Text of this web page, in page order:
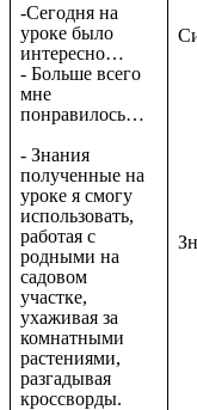
-Сегодня на
уроке было
интересно…
- Больше всего
мне
понравилось…
- Знания
полученные на
уроке я смогу
использовать,
работая с
родными на
садовом
участке,
ухаживая за
комнатными
растениями,
разгадывая
кроссворды.